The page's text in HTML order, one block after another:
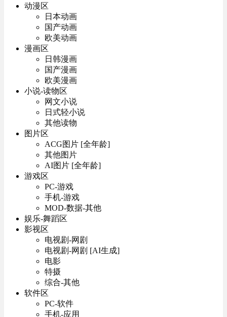
动漫区
日本动画
国产动画
欧美动画
漫画区
日韩漫画
国产漫画
欧美漫画
小说-读物区
网文小说
日式轻小说
其他读物
图片区
ACG图片 [全年龄]
其他图片
AI图片 [全年龄]
游戏区
PC-游戏
手机-游戏
MOD-数据-其他
娱乐-舞蹈区
影视区
电视剧-网剧
电视剧-网剧 [AI生成]
电影
特摄
综合-其他
软件区
PC-软件
手机-应用